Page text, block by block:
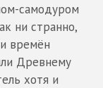
самодуром
ни странно,
времён
Древнему
хотя и